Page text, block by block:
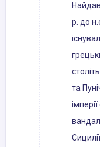
р. до
та